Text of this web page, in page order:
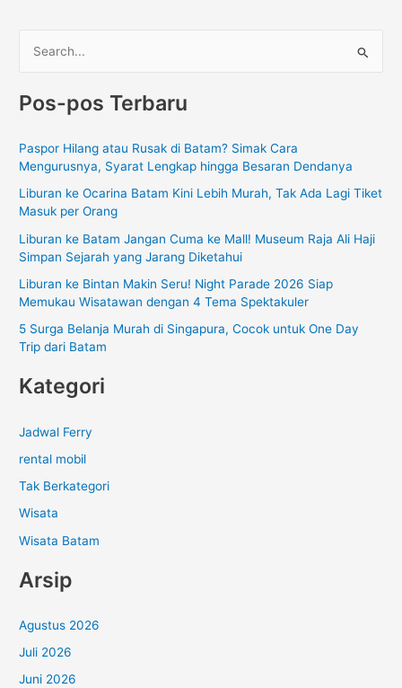
r
u
t
Pos-pos Terbaru
Paspor Hilang atau Rusak di Batam? Simak Cara
Mengurusnya, Syarat Lengkap hingga Besaran Dendanya
Liburan ke Ocarina Batam Kini Lebih Murah, Tak Ada Lagi Tiket
Masuk per Orang
Liburan ke Batam Jangan Cuma ke Mall! Museum Raja Ali Haji
Simpan Sejarah yang Jarang Diketahui
Liburan ke Bintan Makin Seru! Night Parade 2026 Siap
Memukau Wisatawan dengan 4 Tema Spektakuler
5 Surga Belanja Murah di Singapura, Cocok untuk One Day
Trip dari Batam
Kategori
Jadwal Ferry
rental mobil
Tak Berkategori
Wisata
Wisata Batam
Arsip
Agustus 2026
Juli 2026
Juni 2026